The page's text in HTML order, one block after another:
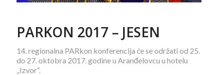
PARKON 2017 – JESEN
14. regionalna PARkon konferencija će se održati od 25.
do 27. oktobra 2017. godine u Aranđelovcu u hotelu
„Izvor“.